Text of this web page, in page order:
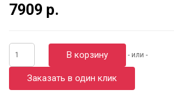
7909 р.
В корзину - или -
Заказать в один клик